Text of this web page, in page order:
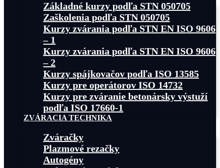
Základné kurzy podľa STN 050705
Zaškolenia podľa STN 050705
Kurzy zvárania podľa STN EN ISO 9606
– 1
Kurzy zvárania podľa STN EN ISO 9606
– 2
Kurzy spájkovačov podľa ISO 13585
Kurzy pre operátorov ISO 14732
Kurzy pre zváranie betonársky výstuží
podľa ISO 17660-1
ZVÁRACIA TECHNIKA
Zváračky
Plazmové rezačky
Autogény